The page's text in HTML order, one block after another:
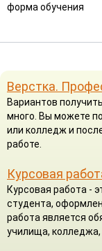
форма обучения
Верстка.
Вариантов
много. Вы можете
или колледж и
работе.
Курсовая
Курсовая работа -
студента,
работа является
училища, колледжа,